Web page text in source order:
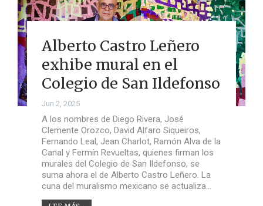
Alberto Castro Leñero
exhibe mural en el
Colegio de San Ildefonso
Jun 2, 2025
A los nombres de Diego Rivera, José
Clemente Orozco, David Alfaro Siqueiros,
Fernando Leal, Jean Charlot, Ramón Alva de la
Canal y Fermín Revueltas, quienes firman los
murales del Colegio de San Ildefonso, se
suma ahora el de Alberto Castro Leñero. La
cuna del muralismo mexicano se actualiza…